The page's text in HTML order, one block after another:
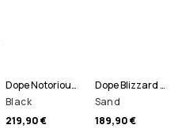
Dope Notorious B.I.B W Snowboardhose Damen
Black
219,90 €
Dope Blizzard W Skijacke Damen
Sand
189,90 €